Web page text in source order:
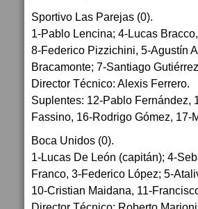
Sportivo Las Parejas (0).
1-Pablo Lencina; 4-Lucas
8-Federico Pizzichini, 5-Agustín
Bracamonte; 7-Santiago
Director Técnico: Alexis Ferrero.
Suplentes: 12-Pablo Fernández,
Fassino, 16-Rodrigo Gómez, 17-
Boca Unidos (0).
1-Lucas De León (capitán); 4-
Franco, 3-Federico López; 5-
10-Cristian Maidana, 11-